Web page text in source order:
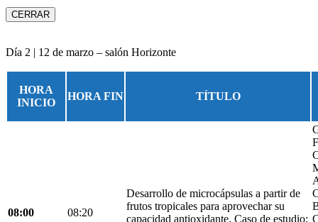
CERRAR
Día 2 | 12 de marzo – salón Horizonte
HORA
INICIO
HORA FIN TÍTULO
08:00 08:20
Desarrollo de microcápsulas a partir de
frutos tropicales para aprovechar su
capacidad antioxidante. Caso de estudio: